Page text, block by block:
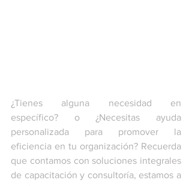
¿Tienes alguna necesidad en
específico? o ¿Necesitas ayuda
personalizada para promover la
eficiencia en tu organización? Recuerda
que contamos con soluciones integrales
de capacitación y consultoría, estamos a